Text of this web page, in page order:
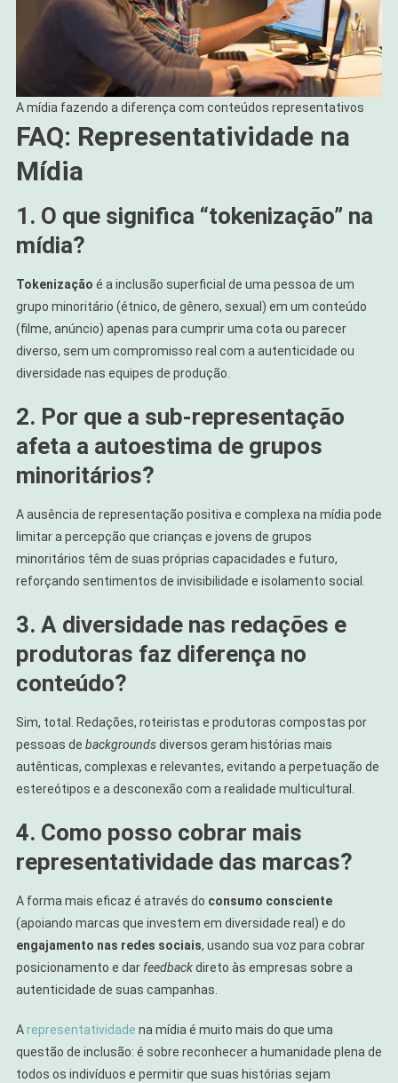
A mídia fazendo a diferença com conteúdos representativos
FAQ: Representatividade na
Mídia
1. O que significa “tokenização” na
mídia?
Tokenização é a inclusão superficial de uma pessoa de um
grupo minoritário (étnico, de gênero, sexual) em um conteúdo
(filme, anúncio) apenas para cumprir uma cota ou parecer
diverso, sem um compromisso real com a autenticidade ou
diversidade nas equipes de produção.
2. Por que a sub-representação
afeta a autoestima de grupos
minoritários?
A ausência de representação positiva e complexa na mídia pode
limitar a percepção que crianças e jovens de grupos
minoritários têm de suas próprias capacidades e futuro,
reforçando sentimentos de invisibilidade e isolamento social.
3. A diversidade nas redações e
produtoras faz diferença no
conteúdo?
Sim, total. Redações, roteiristas e produtoras compostas por
pessoas de backgroundsdiversos geram histórias mais
autênticas, complexas e relevantes, evitando a perpetuação de
estereótipos e a desconexão com a realidade multicultural.
4. Como posso cobrar mais
representatividade das marcas?
A forma mais eficaz é através do consumo consciente
(apoiando marcas que investem em diversidade real) e do
engajamento nas redes sociais, usando sua voz para cobrar
posicionamento e dar feedbackdireto às empresas sobre a
autenticidade de suas campanhas.
Arepresentatividade na mídia é muito mais do que uma
questão de inclusão: é sobre reconhecer a humanidade plena de
todos os indivíduos e permitir que suas histórias sejam